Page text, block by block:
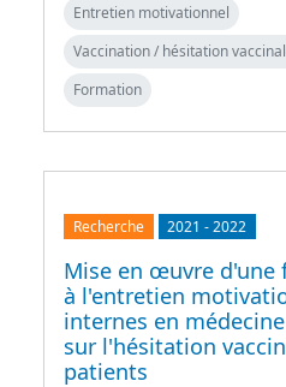
Entretien motivationnel
Vaccination / hésitation
Formation
Recherche 2021 -2022
Mise en œuvre d'une
à l'entretien
internes en
sur l'hésitation
patients